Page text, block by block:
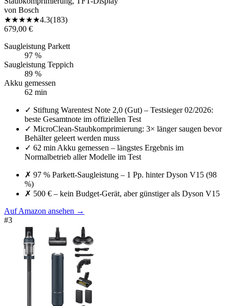
von Bosch
★★★★★4.3(183)
679,00 €
Saugleistung Parkett
97 %
Saugleistung Teppich
89 %
Akku gemessen
62 min
✓ Stiftung Warentest Note 2,0 (Gut) – Testsieger 02/2026:
beste Gesamtnote im offiziellen Test
✓ MicroClean-Staubkomprimierung: 3× länger saugen bevor
Behälter geleert werden muss
✓ 62 min Akku gemessen – längstes Ergebnis im
Normalbetrieb aller Modelle im Test
✗ 97 % Parkett-Saugleistung – 1 Pp. hinter Dyson V15 (98
%)
✗ 500 € – kein Budget-Gerät, aber günstiger als Dyson V15
Auf Amazon ansehen →
#3